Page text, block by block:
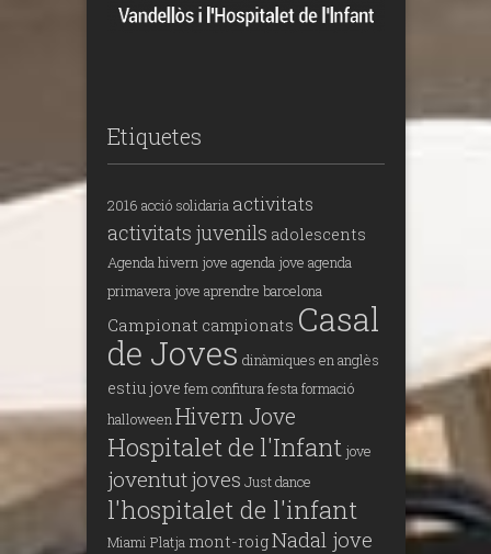
Etiquetes
2016 acció solidaria activitats
activitats juvenils adolescents
Agenda hivern jove agenda jove agenda
primavera jove aprendre barcelona
Campionat campionats Casal
de Joves dinàmiques en anglès
estiu jove fem confitura festa formació
halloween Hivern Jove
Hospitalet de l'Infant jove
joventutjoves Just dance
l'hospitalet de l'infant
Miami Platja mont-roigNadal jove